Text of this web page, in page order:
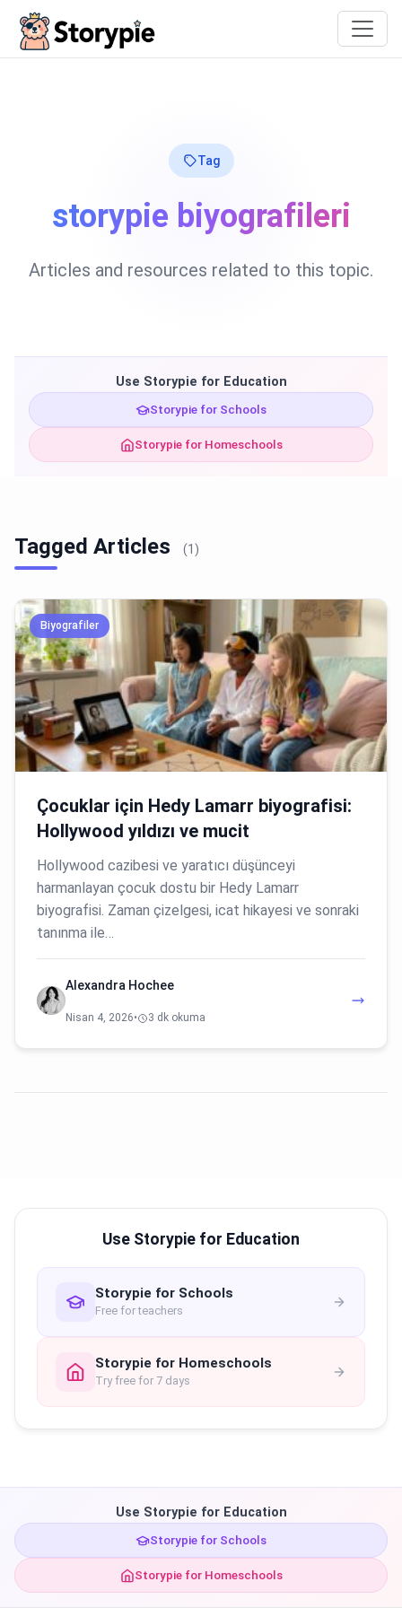
Tag
storypie biyografileri
Articles and resources related to this topic.
Use Storypie for Education
Storypie for Schools
Storypie for Homeschools
Tagged Articles (1)
Biyografiler
Çocuklar için Hedy Lamarr biyografisi:
Hollywood yıldızı ve mucit
Hollywood cazibesi ve yaratıcı düşünceyi
harmanlayan çocuk dostu bir Hedy Lamarr
biyografisi. Zaman çizelgesi, icat hikayesi ve sonraki
tanınma ile…
Alexandra Hochee
Nisan 4, 2026• 3 dk okuma
Use Storypie for Education
Storypie for Schools
Free for teachers
Storypie for Homeschools
Try free for 7 days
Use Storypie for Education
Storypie for Schools
Storypie for Homeschools